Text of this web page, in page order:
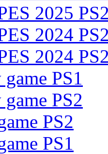
2025
2024
2024
PS1
PS2
PS2
PS1